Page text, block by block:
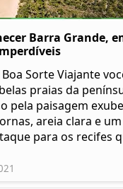
Barra Grande,
Sorte Viajante
praias da
pela paisagem
areia clara e
para os recifes